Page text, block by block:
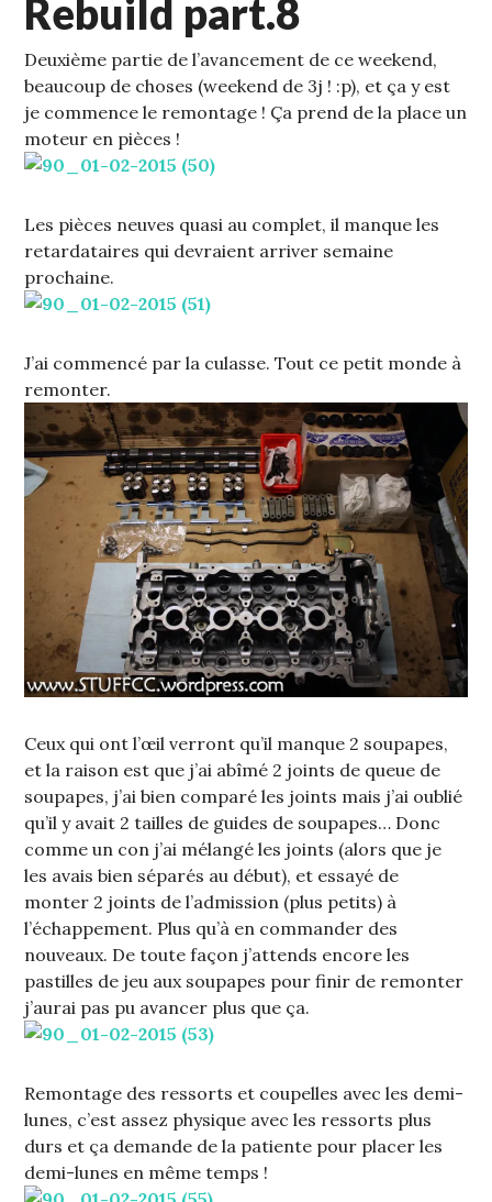
Rebuild part.8
Deuxième partie de l’avancement de ce weekend,
beaucoup de choses (weekend de 3j ! :p), et ça y est
je commence le remontage ! Ça prend de la place un
moteur en pièces !
Les pièces neuves quasi au complet, il manque les
retardataires qui devraient arriver semaine
prochaine.
J’ai commencé par la culasse. Tout ce petit monde à
remonter.
Ceux qui ont l’œil verront qu’il manque 2 soupapes,
et la raison est que j’ai abîmé 2 joints de queue de
soupapes, j’ai bien comparé les joints mais j’ai oublié
qu’il y avait 2 tailles de guides de soupapes… Donc
comme un con j’ai mélangé les joints (alors que je
les avais bien séparés au début), et essayé de
monter 2 joints de l’admission (plus petits) à
l’échappement. Plus qu’à en commander des
nouveaux. De toute façon j’attends encore les
pastilles de jeu aux soupapes pour finir de remonter
j’aurai pas pu avancer plus que ça.
Remontage des ressorts et coupelles avec les demi-
lunes, c’est assez physique avec les ressorts plus
durs et ça demande de la patiente pour placer les
demi-lunes en même temps !